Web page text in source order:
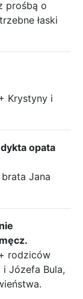
prośbą o
łaski
Krystyny i
opata
Jana
rodziców
Józefa Bula,